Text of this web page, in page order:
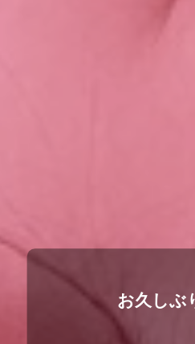
お久しぶ